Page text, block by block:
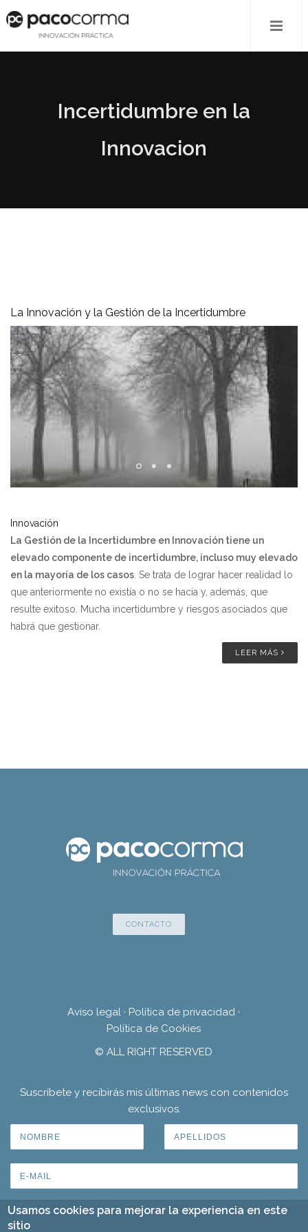
Incertidumbre en la
Innovacion
La Innovación y la Gestión de la Incertidumbre
Innovación
La Gestión de la Incertidumbre en Innovación tiene un
elevado componente de incertidumbre, incluso muy elevado
en la mayoría de los casos . Se trata de lograr hacer realidad lo
que anteriormente no existía o no se hacía y, además, que
resulte exitoso. Mucha incertidumbre y riesgos asociados que
habrá que gestionar.
LEER MÁS
CONTACTO
Aviso legal · Política de privacidad ·
Política de Cookies
© ALL RIGHT RESERVED
Suscríbete y recibirás mis últimas news con contenidos
exclusivos.
Usamos cookies para mejorar la experiencia en este
sitio